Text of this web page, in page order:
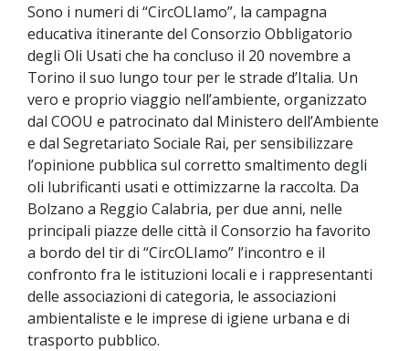
Sono i numeri di “CircOLIamo”, la campagna
educativa itinerante del Consorzio Obbligatorio
degli Oli Usati che ha concluso il 20 novembre a
Torino il suo lungo tour per le strade d’Italia. Un
vero e proprio viaggio nell’ambiente, organizzato
dal COOU e patrocinato dal Ministero dell’Ambiente
e dal Segretariato Sociale Rai, per sensibilizzare
l’opinione pubblica sul corretto smaltimento degli
oli lubrificanti usati e ottimizzarne la raccolta. Da
Bolzano a Reggio Calabria, per due anni, nelle
principali piazze delle città il Consorzio ha favorito
a bordo del tir di “CircOLIamo” l’incontro e il
confronto fra le istituzioni locali e i rappresentanti
delle associazioni di categoria, le associazioni
ambientaliste e le imprese di igiene urbana e di
trasporto pubblico.